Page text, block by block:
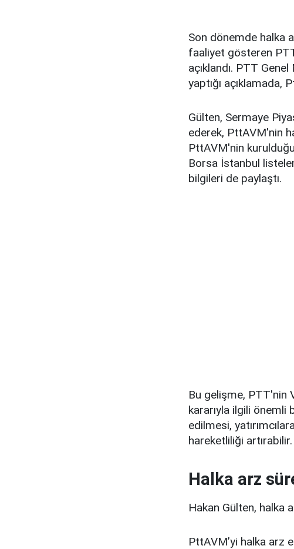
Son dönemde halka
faaliyet gösteren
açıklandı. PTT
yaptığı
Gülten, Sermaye
ederek, PttAVM'nin
PttAVM'nin
Borsa İstanbul
bilgileri de paylaştı.
Bu gelişme, PTT'nin
kararıyla ilgili önemli
edilmesi,
hareketliliği artırabilir.
Halka arz
Hakan Gülten, halka
PttAVM’yi halka arz